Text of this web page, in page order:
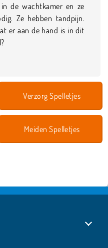
de wachtkamer en ze
Ze hebben tandpijn.
er aan de hand is in dit
Verzorg Spelletjes
Meiden Spelletjes